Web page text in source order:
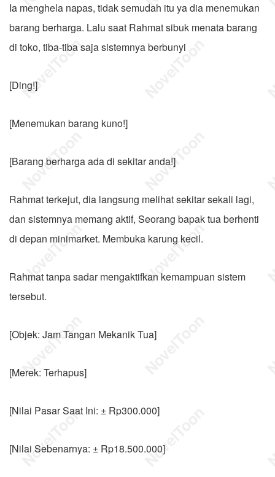
Ia menghela napas, tidak semudah itu ya dia menemukan
barang berharga. Lalu saat Rahmat sibuk menata barang
di toko, tiba-tiba saja sistemnya berbunyi
[Ding!]
[Menemukan barang kuno!]
[Barang berharga ada di sekitar anda!]
Rahmat terkejut, dia langsung melihat sekitar sekali lagi,
dan sistemnya memang aktif, Seorang bapak tua berhenti
di depan minimarket. Membuka karung kecil.
Rahmat tanpa sadar mengaktifkan kemampuan sistem
tersebut.
[Objek: Jam Tangan Mekanik Tua]
[Merek: Terhapus]
[Nilai Pasar Saat Ini: ± Rp300.000]
[Nilai Sebenarnya: ± Rp18.500.000]